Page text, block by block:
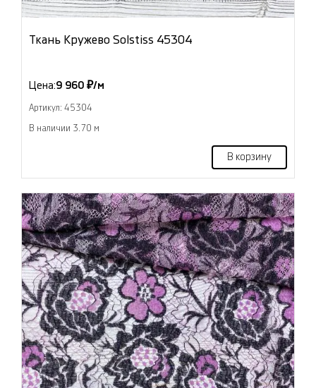
Ткань Кружево Solstiss 45304
Цена:9 960 ₽/м
Артикул: 45304
В наличии 3.70 м
В корзину